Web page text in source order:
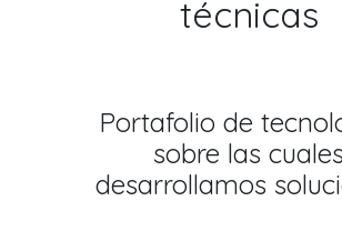
técnicas
Portafolio de
sobre las cuales
desarrollamos